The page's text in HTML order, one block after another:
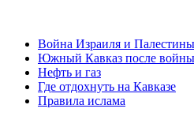
Война Израиля и
Южный Кавказ после войны
Нефть и газ
Где отдохнуть на Кавказе
Правила ислама